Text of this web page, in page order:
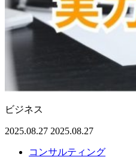
ビジネス
2025.08.27 2025.08.27
コンサルティング